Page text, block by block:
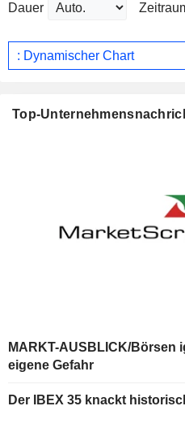
Dauer
: Dynamischer Chart
Top-
MARKT-AUSBLICK/Börsen
eigene Gefahr
Der IBEX 35 knackt